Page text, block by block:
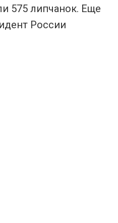
575 липчанок. Еще
России